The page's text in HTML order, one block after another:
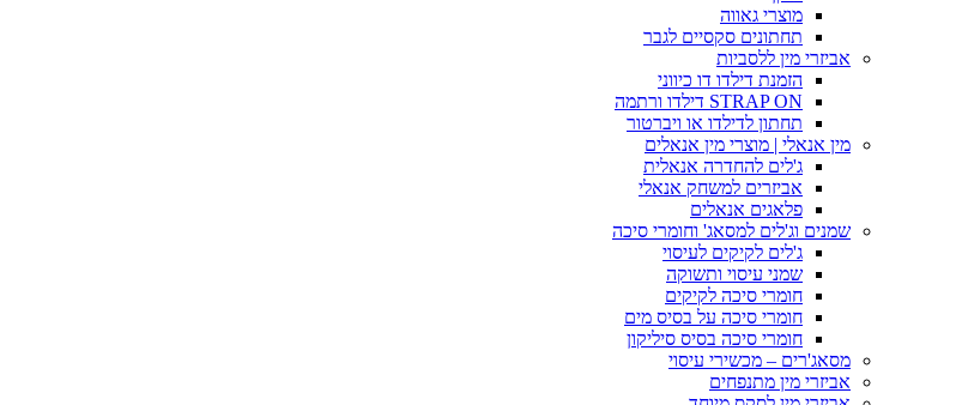
מוצרי גאווה
תחתונים סקסיים לגבר
אביזרי מין ללסביות
הזמנת דילדו דו כיווני
STRAP ON דילדו ורתמה
תחתון לדילדו או ויברטור
מין אנאלי | מוצרי מין אנאלים
ג'לים להחדרה אנאלית
אביזרים למשחק אנאלי
פלאגים אנאלים
שמנים וג'לים למסאג' וחומרי סיכה
ג'לים לקיקים לעיסוי
שמני עיסוי ותשוקה
חומרי סיכה לקיקים
חומרי סיכה על בסיס מים
חומרי סיכה בסיס סיליקון
מסאג'רים – מכשירי עיסוי
אביזרי מין מתנפחים